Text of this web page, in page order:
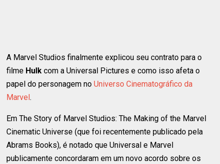
A Marvel Studios finalmente explicou seu contrato para o
filme Hulkcom a Universal Pictures e como isso afeta o
papel do personagem noUniverso Cinematográfico da
Marvel.
Em The Story of Marvel Studios: The Making of the Marvel
Cinematic Universe (que foi recentemente publicado pela
Abrams Books), é notado que Universal e Marvel
publicamente concordaram em um novo acordo sobre os